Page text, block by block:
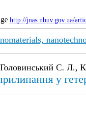
http://jnas.nbuv.gov.ua/
С. Л.,
у